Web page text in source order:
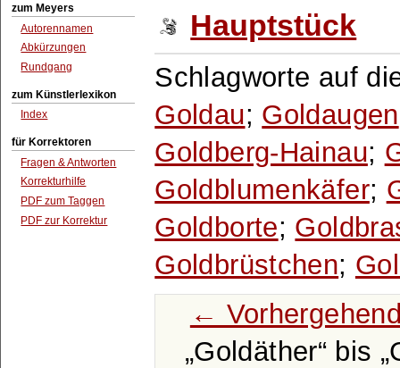
zum Meyers
Autorennamen
Abkürzungen
Rundgang
zum Künstlerlexikon
Index
für Korrektoren
Fragen & Antworten
Korrekturhilfe
PDF zum Taggen
PDF zur Korrektur
Hauptstück
Schlagworte auf
Goldau; Goldaugen
Goldberg-Hainau;
Goldblumenkäfer;
Goldborte;
Goldbrüstchen;
←
Goldäther
bis